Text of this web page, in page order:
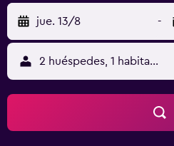
jue. 13/8 -
2 huéspedes, 1 habitación